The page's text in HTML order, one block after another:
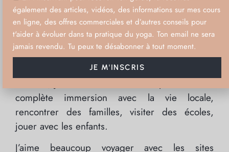
partager, faire des
rencontres
« authentiques ».
complète immersion avec la vie locale,
rencontrer des familles, visiter des écoles,
jouer avec les enfants.
J’aime beaucoup voyager avec les sites
également des articles, vidéos, des informations sur mes cours
en ligne, des offres commerciales et d’autres conseils pour
t'aider à évoluer dans ta pratique du yoga. Ton email ne sera
jamais revendu. Tu peux te désabonner à tout moment.
JE M'INSCRIS